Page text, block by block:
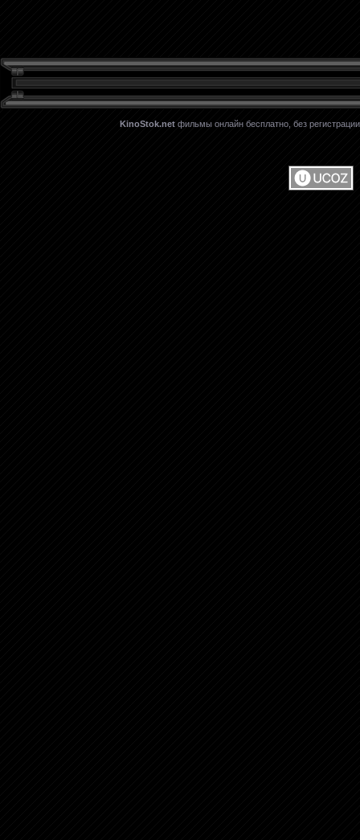
KinoStok.net фильмы онлайн бесплатно, без